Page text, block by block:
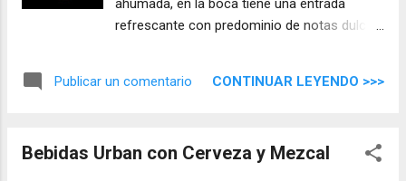
ahumada, en la boca tiene una entrada
refrescante con predominio de notas dulces
Publicar un comentario CONTINUAR LEYENDO >>>
Bebidas Urban con Cerveza y Mezcal